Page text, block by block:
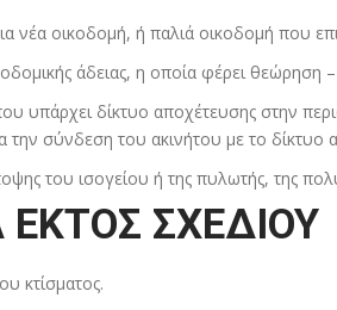
νέα οικοδομή, ή παλιά οικοδομή που
άδειας, η οποία φέρει
υπάρχει δίκτυο αποχέτευσης στην
την σύνδεση του ακινήτου με το δίκτυο
του ισογείου ή της πυλωτής, της
ΕΚΤΟΣ ΣΧΕΔΙΟΥ
κτίσματος.